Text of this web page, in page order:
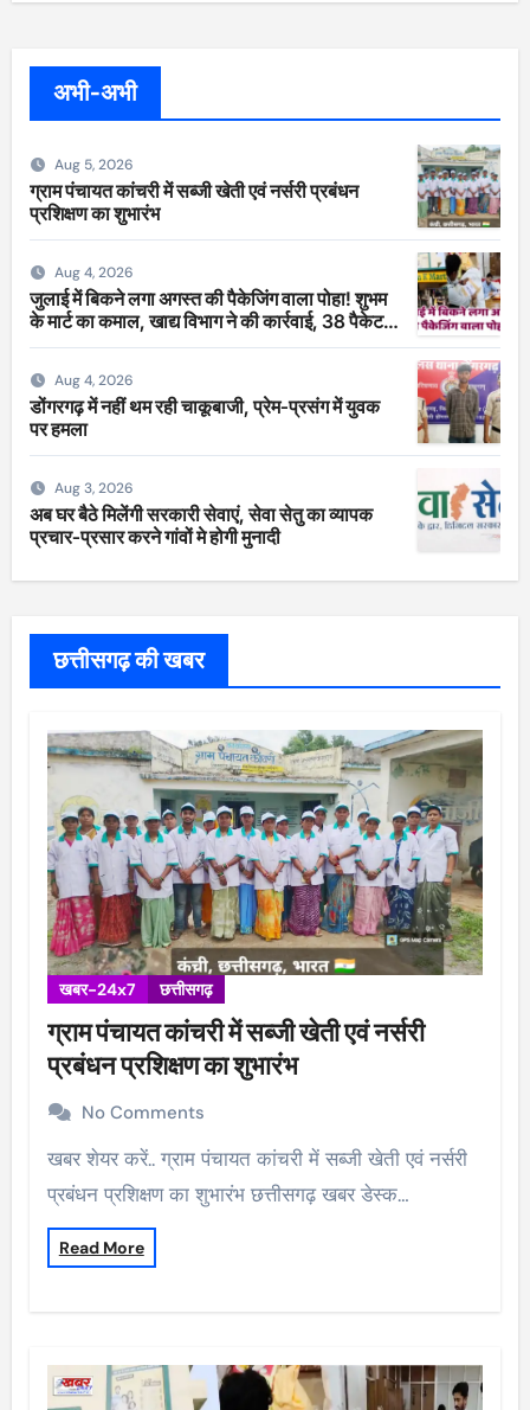
अभी-अभी
Aug 5, 2026
ग्राम पंचायत कांचरी में सब्जी खेती एवं नर्सरी प्रबंधन
प्रशिक्षण का शुभारंभ
Aug 4, 2026
जुलाई में बिकने लगा अगस्त की पैकेजिंग वाला पोहा! शुभम
के मार्ट का कमाल, खाद्य विभाग ने की कार्रवाई, 38 पैकेट
सीज
Aug 4, 2026
डोंगरगढ़ में नहीं थम रही चाकूबाजी, प्रेम-प्रसंग में युवक
पर हमला
Aug 3, 2026
अब घर बैठे मिलेंगी सरकारी सेवाएं, सेवा सेतु का व्यापक
प्रचार-प्रसार करने गांवों मे होगी मुनादी
छत्तीसगढ़ की खबर
खबर-24x7 छत्तीसगढ़
ग्राम पंचायत कांचरी में सब्जी खेती एवं नर्सरी
प्रबंधन प्रशिक्षण का शुभारंभ
No Comments
खबर शेयर करें.. ग्राम पंचायत कांचरी में सब्जी खेती एवं नर्सरी
प्रबंधन प्रशिक्षण का शुभारंभ छत्तीसगढ़ खबर डेस्क…
Read More